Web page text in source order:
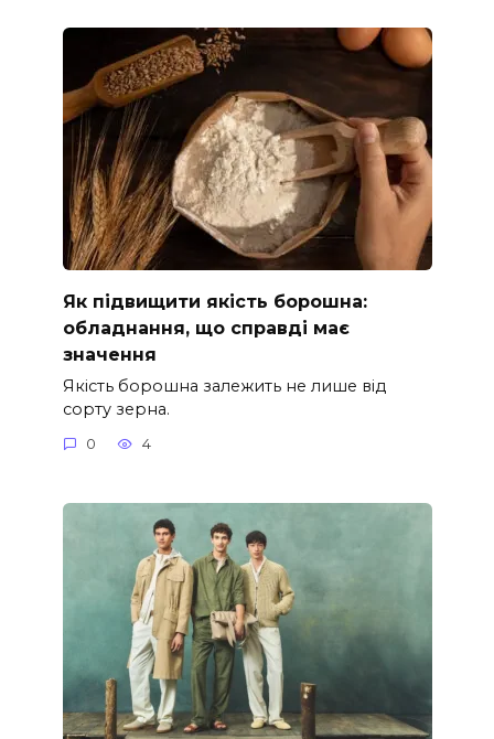
Як підвищити якість борошна:
обладнання, що справді має
значення
Якість борошна залежить не лише від
сорту зерна.
0 4